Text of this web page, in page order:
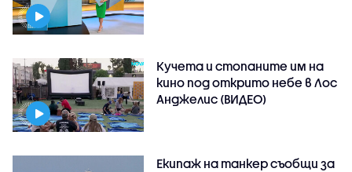
Кучета и стопаните им на
кино под открито небе в Лос
Анджелис (ВИДЕО)
Екипаж на танкер съобщи за